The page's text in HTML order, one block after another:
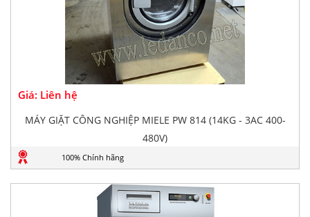
Giá: Liên hệ
MÁY GIẶT CÔNG NGHIỆP MIELE PW 814 (14KG - 3AC 400-
480V)
100% Chính hãng